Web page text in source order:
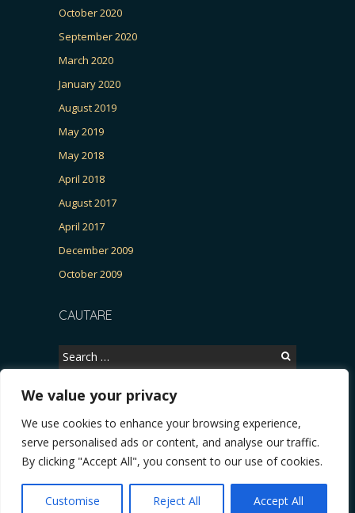
We value your privacy
We use cookies to enhance your browsing experience,
serve personalised ads or content, and analyse our traffic.
By clicking "Accept All", you consent to our use of cookies.
Customise Reject All Accept All
October 2020
September 2020
March 2020
January 2020
August 2019
May 2019
May 2018
April 2018
August 2017
April 2017
December 2009
October 2009
CAUTARE
Search
for:
Copyright © 2026, CERTITUDINEA.
Patria, parlamentarele și presa
* VIDEO. Viata lui Eminescu (Necenzurat).
Themes